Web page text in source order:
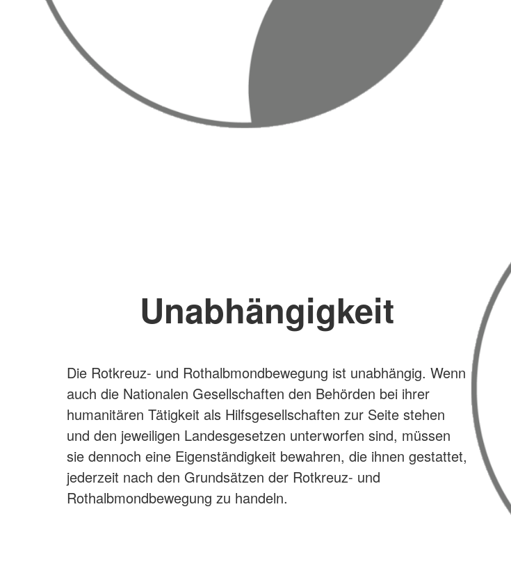
Unabhängigkeit
Die Rotkreuz- und Rothalbmondbewegung ist unabhängig. Wenn
auch die Nationalen Gesellschaften den Behörden bei ihrer
humanitären Tätigkeit als Hilfsgesellschaften zur Seite stehen
und den jeweiligen Landesgesetzen unterworfen sind, müssen
sie dennoch eine Eigenständigkeit bewahren, die ihnen gestattet,
jederzeit nach den Grundsätzen der Rotkreuz- und
Rothalbmondbewegung zu handeln.